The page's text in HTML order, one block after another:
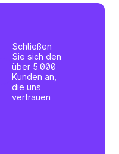
Schließen
Sie sich den
über 5.000
Kunden an,
die uns
vertrauen